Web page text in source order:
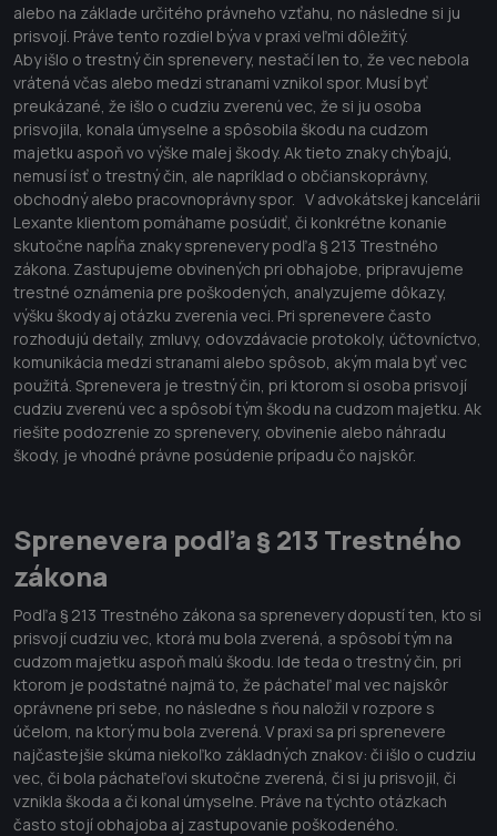
alebo na základe určitého právneho vzťahu, no následne si ju
prisvojí. Práve tento rozdiel býva v praxi veľmi dôležitý.
Aby išlo o trestný čin sprenevery, nestačí len to, že vec nebola
vrátená včas alebo medzi stranami vznikol spor. Musí byť
preukázané, že išlo o cudziu zverenú vec, že si ju osoba
prisvojila, konala úmyselne a spôsobila škodu na cudzom
majetku aspoň vo výške malej škody. Ak tieto znaky chýbajú,
nemusí ísť o trestný čin, ale napríklad o občianskoprávny,
obchodný alebo pracovnoprávny spor. V advokátskej kancelárii
Lexante klientom pomáhame posúdiť, či konkrétne konanie
skutočne napĺňa znaky sprenevery podľa § 213 Trestného
zákona. Zastupujeme obvinených pri obhajobe, pripravujeme
trestné oznámenia pre poškodených, analyzujeme dôkazy,
výšku škody aj otázku zverenia veci. Pri sprenevere často
rozhodujú detaily, zmluvy, odovzdávacie protokoly, účtovníctvo,
komunikácia medzi stranami alebo spôsob, akým mala byť vec
použitá. Sprenevera je trestný čin, pri ktorom si osoba prisvojí
cudziu zverenú vec a spôsobí tým škodu na cudzom majetku. Ak
riešite podozrenie zo sprenevery, obvinenie alebo náhradu
škody, je vhodné právne posúdenie prípadu čo najskôr.
Sprenevera podľa § 213 Trestného
zákona
Podľa § 213 Trestného zákona sa sprenevery dopustí ten, kto si
prisvojí cudziu vec, ktorá mu bola zverená, a spôsobí tým na
cudzom majetku aspoň malú škodu. Ide teda o trestný čin, pri
ktorom je podstatné najmä to, že páchateľ mal vec najskôr
oprávnene pri sebe, no následne s ňou naložil v rozpore s
účelom, na ktorý mu bola zverená. V praxi sa pri sprenevere
najčastejšie skúma niekoľko základných znakov: či išlo o cudziu
vec, či bola páchateľovi skutočne zverená, či si ju prisvojil, či
vznikla škoda a či konal úmyselne. Práve na týchto otázkach
často stojí obhajoba aj zastupovanie poškodeného.